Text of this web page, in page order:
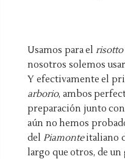
Usamos para el risotto
nosotros solemos
Y efectivamente el
arborio, ambos
preparación junto
aún no hemos
del Piamonteitaliano
largo que otros, de